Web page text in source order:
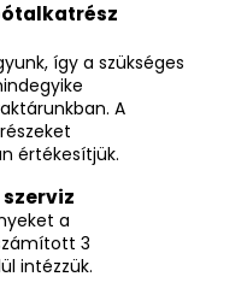
így a szükséges
A
értékesítjük.
a
3
intézzük.